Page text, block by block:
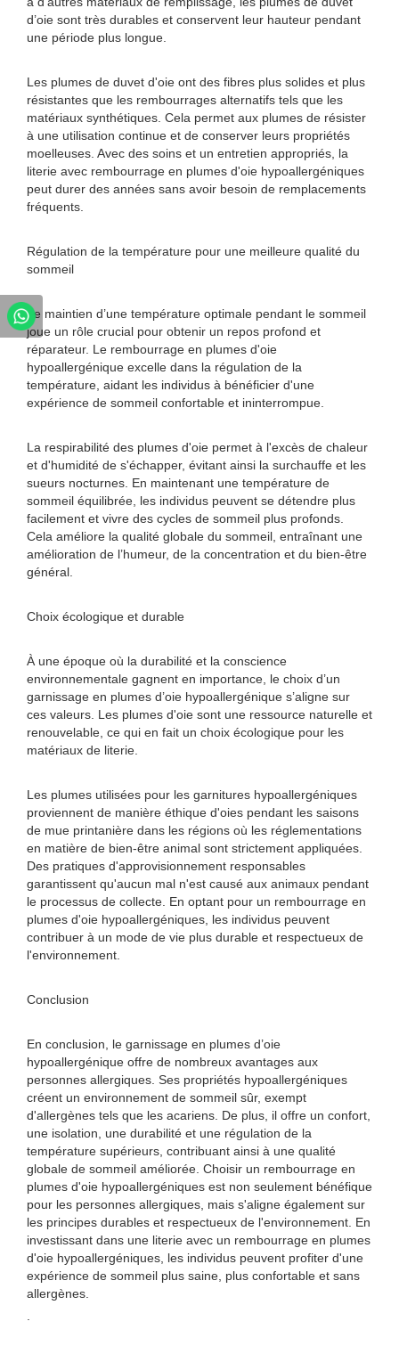
d’oie sont très durables et conservent leur hauteur pendant
une période plus longue.
Les plumes de duvet d'oie ont des fibres plus solides et plus
résistantes que les rembourrages alternatifs tels que les
matériaux synthétiques. Cela permet aux plumes de résister
à une utilisation continue et de conserver leurs propriétés
moelleuses. Avec des soins et un entretien appropriés, la
literie avec rembourrage en plumes d'oie hypoallergéniques
peut durer des années sans avoir besoin de remplacements
fréquents.
Régulation de la température pour une meilleure qualité du
sommeil
Le maintien d’une température optimale pendant le sommeil
joue un rôle crucial pour obtenir un repos profond et
réparateur. Le rembourrage en plumes d'oie
hypoallergénique excelle dans la régulation de la
température, aidant les individus à bénéficier d'une
expérience de sommeil confortable et ininterrompue.
La respirabilité des plumes d'oie permet à l'excès de chaleur
et d'humidité de s'échapper, évitant ainsi la surchauffe et les
sueurs nocturnes. En maintenant une température de
sommeil équilibrée, les individus peuvent se détendre plus
facilement et vivre des cycles de sommeil plus profonds.
Cela améliore la qualité globale du sommeil, entraînant une
amélioration de l’humeur, de la concentration et du bien-être
général.
Choix écologique et durable
À une époque où la durabilité et la conscience
environnementale gagnent en importance, le choix d’un
garnissage en plumes d’oie hypoallergénique s’aligne sur
ces valeurs. Les plumes d'oie sont une ressource naturelle et
renouvelable, ce qui en fait un choix écologique pour les
matériaux de literie.
Les plumes utilisées pour les garnitures hypoallergéniques
proviennent de manière éthique d'oies pendant les saisons
de mue printanière dans les régions où les réglementations
en matière de bien-être animal sont strictement appliquées.
Des pratiques d'approvisionnement responsables
garantissent qu'aucun mal n'est causé aux animaux pendant
le processus de collecte. En optant pour un rembourrage en
plumes d'oie hypoallergéniques, les individus peuvent
contribuer à un mode de vie plus durable et respectueux de
l'environnement.
Conclusion
En conclusion, le garnissage en plumes d’oie
hypoallergénique offre de nombreux avantages aux
personnes allergiques. Ses propriétés hypoallergéniques
créent un environnement de sommeil sûr, exempt
d'allergènes tels que les acariens. De plus, il offre un confort,
une isolation, une durabilité et une régulation de la
température supérieurs, contribuant ainsi à une qualité
globale de sommeil améliorée. Choisir un rembourrage en
plumes d'oie hypoallergéniques est non seulement bénéfique
pour les personnes allergiques, mais s'aligne également sur
les principes durables et respectueux de l'environnement. En
investissant dans une literie avec un rembourrage en plumes
d'oie hypoallergéniques, les individus peuvent profiter d'une
expérience de sommeil plus saine, plus confortable et sans
allergènes.